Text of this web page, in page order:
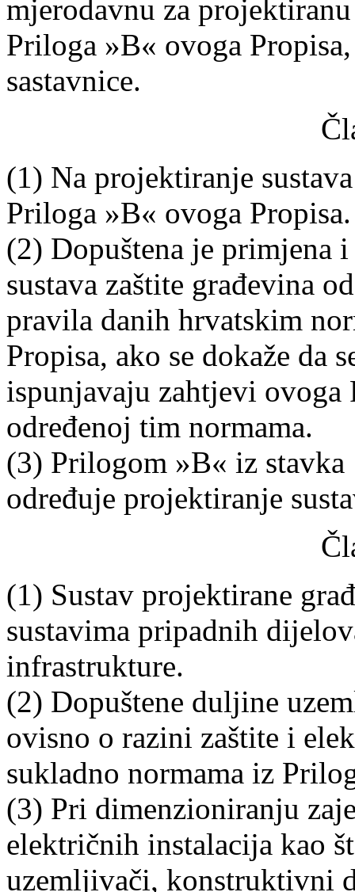
mjerodavnu za
Priloga »B« ovoga
sastavnice.
(1) Na projektiranje
Priloga »B« ovoga Propisa.
(2) Dopuštena je primjena
sustava zaštite građevina
pravila danih hrvatskim
Propisa, ako se dokaže da
ispunjavaju zahtjevi ovoga
određenoj tim normama.
(3) Prilogom »B« iz stavka
određuje projektiranje
(1) Sustav projektirane
sustavima pripadnih
infrastrukture.
(2) Dopuštene duljine
ovisno o razini zaštite i
sukladno normama iz
(3) Pri dimenzioniranju
električnih instalacija kao
uzemljivači, konstruktivni